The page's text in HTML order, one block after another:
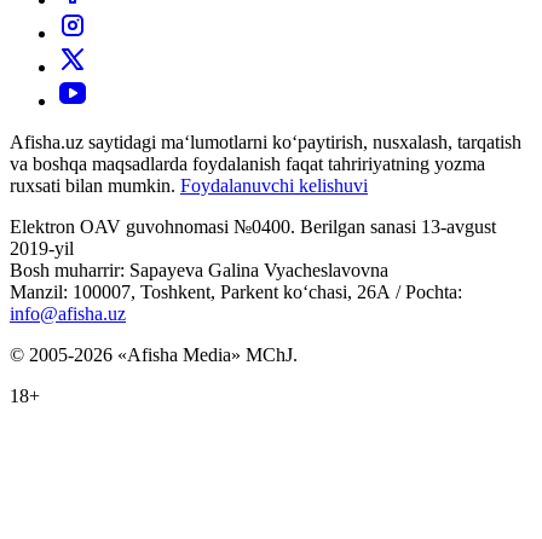
Afisha.uz saytidagi ma‘lumotlarni ko‘paytirish, nusxalash, tarqatish
va boshqa maqsadlarda foydalanish faqat tahririyatning yozma
ruxsati bilan mumkin. Foydalanuvchi kelishuvi
Elektron OAV guvohnomasi №0400. Berilgan sanasi 13-avgust
2019-yil
Bosh muharrir: Sapayeva Galina Vyacheslavovna
Manzil: 100007, Toshkent, Parkent ko‘chasi, 26А / Pochta:
info@afisha.uz
© 2005-2026 «Afisha Media» MChJ.
18+